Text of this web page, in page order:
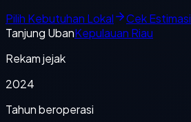
Pilih Kebutuhan Lokal
Cek Estimasi
Tanjung UbanKepulauan Riau
Rekam jejak
2024
Tahun beroperasi